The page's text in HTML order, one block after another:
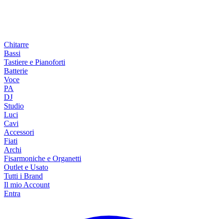
Chitarre
Bassi
Tastiere e Pianoforti
Batterie
Voce
PA
DJ
Studio
Luci
Cavi
Accessori
Fiati
Archi
Fisarmoniche e Organetti
Outlet e Usato
Tutti i Brand
Il mio Account
Entra